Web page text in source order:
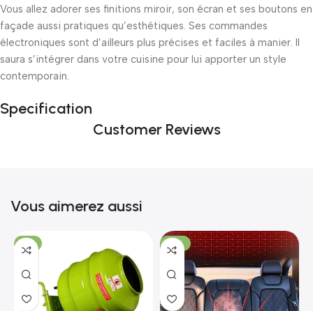
Vous allez adorer ses finitions miroir, son écran et ses boutons en
façade aussi pratiques qu’esthétiques. Ses commandes
électroniques sont d’ailleurs plus précises et faciles à manier. Il
saura s’intégrer dans votre cuisine pour lui apporter un style
contemporain.
Specification
Customer Reviews
Vous aimerez aussi
-7% -18%